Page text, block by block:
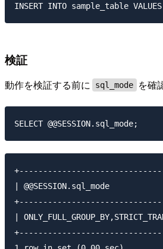
検証
動作を検証する前に sql_mode を確
|
|